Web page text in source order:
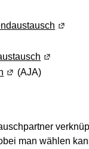
(Wird
einem neuen
(Wird in
(Wird in einem
(AJA)
man wählen